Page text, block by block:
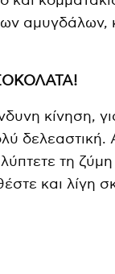
αμυγδάλων,
κίνηση,
δελεαστική.
τη
και λίγη